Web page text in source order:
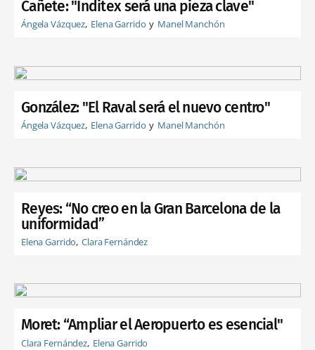
Cañete: "Inditex será una pieza clave"
Ángela Vázquez Elena Garrido Manel Manchón
González: "El Raval será el nuevo centro"
Ángela Vázquez Elena Garrido Manel Manchón
Reyes: “No creo en la Gran Barcelona de la
uniformidad”
Elena Garrido Clara Fernández
Moret: “Ampliar el Aeropuerto es esencial"
Clara Fernández Elena Garrido